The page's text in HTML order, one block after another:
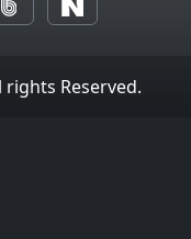
rights Reserved.